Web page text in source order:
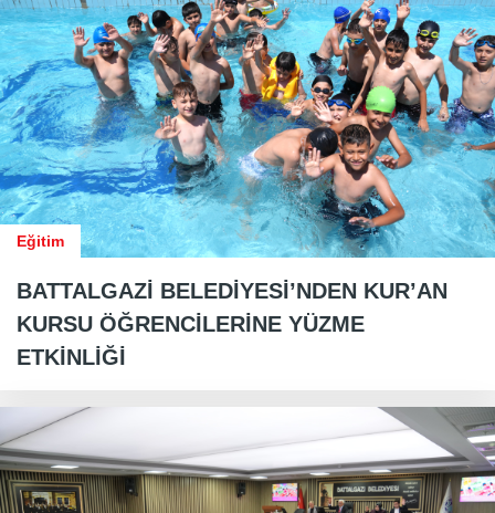
Eğitim
BATTALGAZİ BELEDİYESİ’NDEN KUR’AN
KURSU ÖĞRENCİLERİNE YÜZME
ETKİNLİĞİ